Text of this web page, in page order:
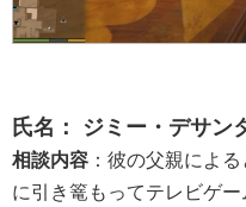
氏名： ジミー・デサ
相談内容 ：彼の父親によ
に引き篭もってテレビゲー